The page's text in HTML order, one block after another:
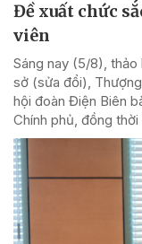
Đề xuất chức
viên
Sáng nay (5/8),
sở (sửa đổi),
hội đoàn Điện Biên
Chính phủ, đồng